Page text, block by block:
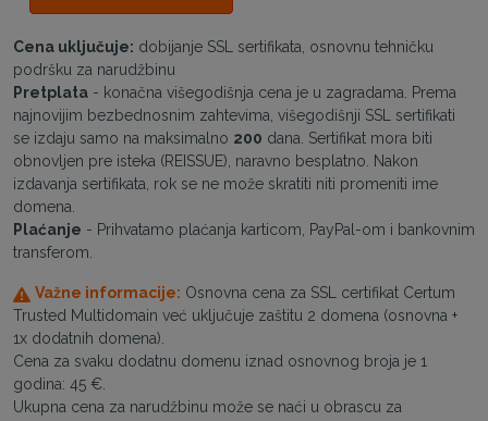
Cena uključuje: dobijanje SSL sertifikata, osnovnu tehničku
podršku za narudžbinu
Pretplata - konačna višegodišnja cena je u zagradama. Prema
najnovijim bezbednosnim zahtevima, višegodišnji SSL sertifikati
se izdaju samo na maksimalno 200 dana. Sertifikat mora biti
obnovljen pre isteka (REISSUE), naravno besplatno. Nakon
izdavanja sertifikata, rok se ne može skratiti niti promeniti ime
domena.
Plaćanje - Prihvatamo plaćanja karticom, PayPal-om i bankovnim
transferom.
Važne informacije: Osnovna cena za SSL certifikat Certum
Trusted Multidomain već uključuje zaštitu 2 domena (osnovna +
1x dodatnih domena).
Cena za svaku dodatnu domenu iznad osnovnog broja je 1
godina: 45 €.
Ukupna cena za narudžbinu može se naći u obrascu za